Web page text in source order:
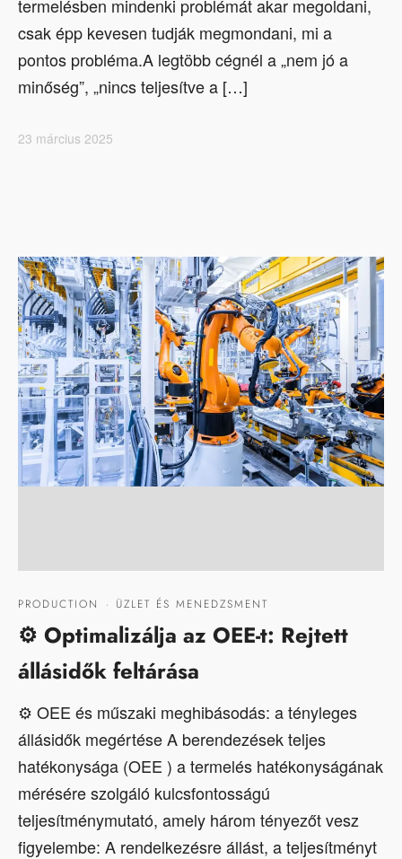
termelésben mindenki problémát akar megoldani,
csak épp kevesen tudják megmondani, mi a
pontos probléma.A legtöbb cégnél a „nem jó a
minőség”, „nincs teljesítve a […]
23 március 2025
PRODUCTION · ÜZLET ÉS MENEDZSMENT
⚙️ Optimalizálja az OEE-t: Rejtett
állásidők feltárása
⚙️ OEE és műszaki meghibásodás: a tényleges
állásidők megértése A berendezések teljes
hatékonysága (OEE ) a termelés hatékonyságának
mérésére szolgáló kulcsfontosságú
teljesítménymutató, amely három tényezőt vesz
figyelembe: A rendelkezésre állást, a teljesítményt